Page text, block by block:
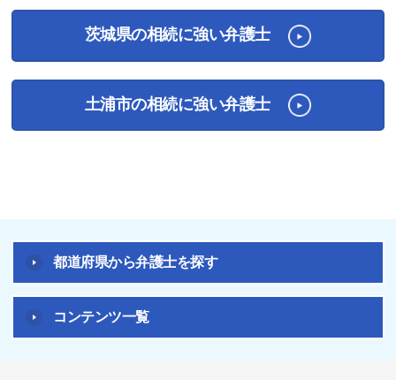
茨城県の相続に強い弁護士
土浦市の相続に強い弁護士
都道府県から弁護士を探す
コンテンツ一覧